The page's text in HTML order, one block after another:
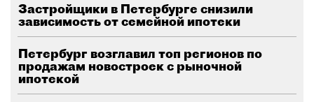
Застройщики в Петербурге снизили
зависимость от семейной ипотеки
Петербург возглавил топ регионов по
продажам новостроек с рыночной
ипотекой